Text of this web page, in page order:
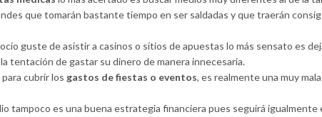
que tomarán bastante tiempo en ser saldadas y que traerán
guste de asistir a casinos o sitios de apuestas lo más sensato es
tentación de gastar su dinero de manera innecesaria.
cubrir los gastos de fiestas o eventos, es realmente una muy
tampoco es una buena estrategia financiera pues seguirá igualmente